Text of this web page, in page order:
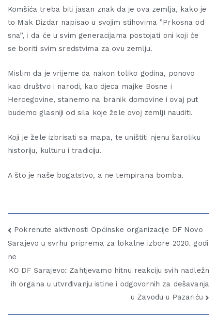
Komšića treba biti jasan znak da je ova zemlja, kako je
to Mak Dizdar napisao u svojim stihovima ”Prkosna od
sna”, i da će u svim generacijama postojati oni koji će
se boriti svim sredstvima za ovu zemlju.
Mislim da je vrijeme da nakon toliko godina, ponovo
kao društvo i narodi, kao djeca majke Bosne i
Hercegovine, stanemo na branik domovine i ovaj put
budemo glasniji od sila koje žele ovoj zemlji nauditi.
Koji je žele izbrisati sa mapa, te uništiti njenu šaroliku
historiju, kulturu i tradiciju.
A što je naše bogatstvo, a ne tempirana bomba.
Pokrenute aktivnosti Općinske organizacije DF Novo
Sarajevo u svrhu priprema za lokalne izbore 2020. godi
ne
KO DF Sarajevo: Zahtjevamo hitnu reakciju svih nadležn
ih organa u utvrđivanju istine i odgovornih za dešavanja
u Zavodu u Pazariću